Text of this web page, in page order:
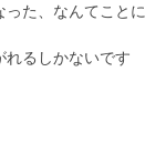
た、なんてことに
れるしかないです